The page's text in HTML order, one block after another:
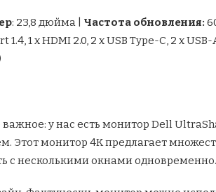
: 23,8 дюйма | Частота обновления:
1.4, 1 х HDMI 2.0, 2 х USB Type-C, 2 х
у нас есть монитор Dell
Этот монитор 4K предлагает
с несколькими окнами одновременно.